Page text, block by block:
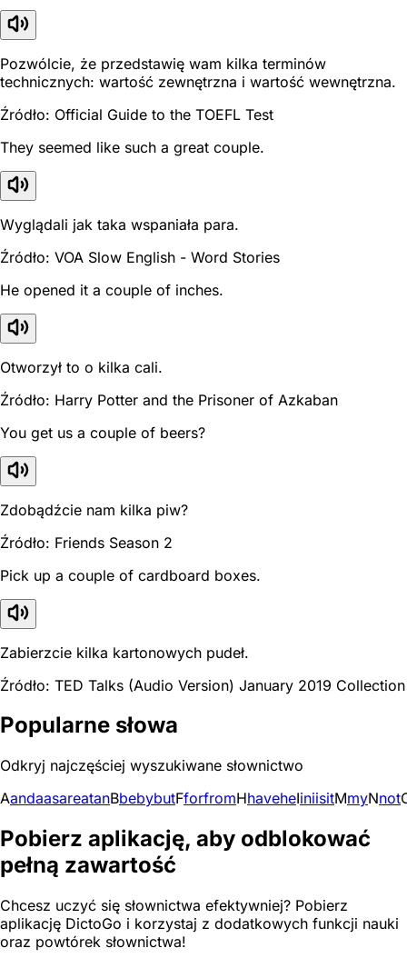
Pozwólcie, że przedstawię wam kilka terminów
technicznych: wartość zewnętrzna i wartość wewnętrzna.
Źródło: Official Guide to the TOEFL Test
They seemed like such a great couple.
Wyglądali jak taka wspaniała para.
Źródło: VOA Slow English - Word Stories
He opened it a couple of inches.
Otworzył to o kilka cali.
Źródło: Harry Potter and the Prisoner of Azkaban
You get us a couple of beers?
Zdobądźcie nam kilka piw?
Źródło: Friends Season 2
Pick up a couple of cardboard boxes.
Zabierzcie kilka kartonowych pudeł.
Źródło: TED Talks (Audio Version) January 2019 Collection
Popularne słowa
Odkryj najczęściej wyszukiwane słownictwo
AandaasareatanBbebybutFforfromHhaveheIiniisitMmyNnot
Pobierz aplikację, aby odblokować
pełną zawartość
Chcesz uczyć się słownictwa efektywniej? Pobierz
aplikację DictoGo i korzystaj z dodatkowych funkcji nauki
oraz powtórek słownictwa!